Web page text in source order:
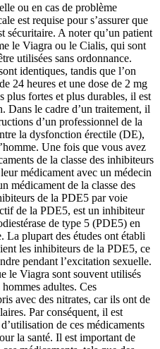
ou en cas de problème
est requise pour s’assurer que
sécuritaire. A noter qu’un patient
le Viagra ou le Cialis, qui sont
utilisées sans ordonnance.
identiques, tandis que l’on
24 heures et une dose de 2 mg
plus fortes et plus durables, il est
Dans le cadre d’un traitement, il
d’un professionnel de la
la dysfonction érectile (DE),
Une fois que vous avez
de la classe des inhibiteurs
médicament avec un médecin
médicament de la classe des
de la PDE5 par voie
de la PDE5, est un inhibiteur
de type 5 (PDE5) en
La plupart des études ont établi
les inhibiteurs de la PDE5, ce
pendant l’excitation sexuelle.
le Viagra sont souvent utilisés
adultes. Ces
avec des nitrates, car ils ont de
Par conséquent, il est
de ces médicaments
la santé. Il est important de